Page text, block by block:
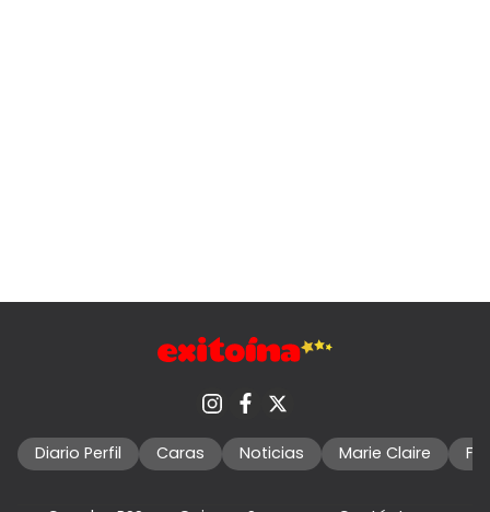
Diario Perfil Caras Noticias Marie Claire